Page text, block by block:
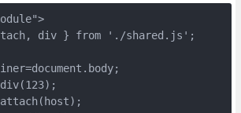
div } from './shared.js';